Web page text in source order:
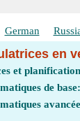
étant donné
étant donné
German
en
et
de base: